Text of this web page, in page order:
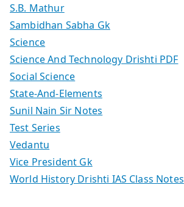
S.B. Mathur
Sambidhan Sabha Gk
Science
Science And Technology Drishti PDF
Social Science
State-And-Elements
Sunil Nain Sir Notes
Test Series
Vedantu
Vice President Gk
World History Drishti IAS Class Notes